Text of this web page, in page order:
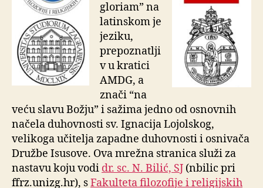
gloriam” na
latinskom je
jeziku,
prepoznatlji
v u kratici
AMDG, a
znači “na
veću slavu Božju” i sažima jedno od osnovnih
načela duhovnosti sv. Ignacija Lojolskog,
velikoga učitelja zapadne duhovnosti i osnivača
Družbe Isusove. Ova mrežna stranica služi za
nastavu koju vodi dr. sc. N. Bilić, SJ (nbilic pri
ffrz.unizg.hr), sFakulteta filozofije i religijskih